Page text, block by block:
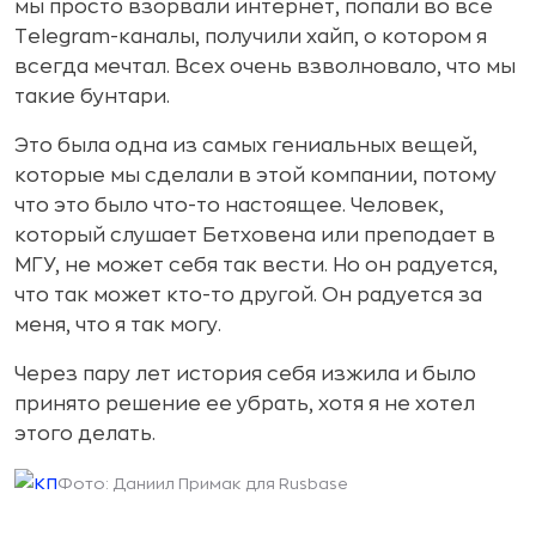
мы просто взорвали интернет, попали во все
Telegram-каналы, получили хайп, о котором я
всегда мечтал. Всех очень взволновало, что мы
такие бунтари.
Это была одна из самых гениальных вещей,
которые мы сделали в этой компании, потому
что это было что-то настоящее. Человек,
который слушает Бетховена или преподает в
МГУ, не может себя так вести. Но он радуется,
что так может кто-то другой. Он радуется за
меня, что я так могу.
Через пару лет история себя изжила и было
принято решение ее убрать, хотя я не хотел
этого делать.
Фото: Даниил Примак для Rusbase